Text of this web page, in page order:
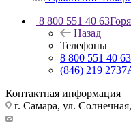
8 800 551 40 63
Назад
Телефоны
8 800 551 40 63
(846) 219 2737
Контактная информация
г. Самара, ул.